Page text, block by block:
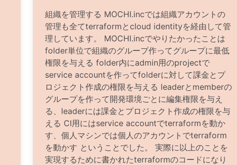
組織を管理する MOCHI.incでは組織アカウントの
管理も全てterraformとcloud identityを経由して管
理しています。 MOCHI.incでやりたかったことは
folder単位で組織のグループ作ってグループに最低
権限を与える folder内にadmin用のprojectで
service accountを作ってfolderに対して課金とプ
ロジェクト作成の権限を与える leaderとmemberの
グループを作って開発環境ごとに編集権限を与え
る、leaderには課金とプロジェクト作成の権限を与
える CI用にはservice accountでterraformを動か
す、個人マシンでは個人のアカウントでterraform
を動かす ということでした。 実際に以上のことを
実現するために書かれたterraformのコードになり